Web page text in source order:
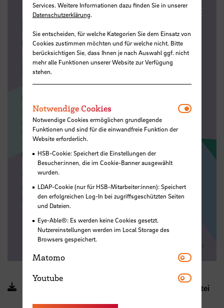
Interspace - die nachhaltige Stadt (PDF, 2 MB, Datei
ist nicht barrierefrei)
Services. Weitere Informationen dazu finden Sie in unserer
Datenschutzerklärung.
Sie entscheiden, für welche Kategorien Sie dem Einsatz von
Cookies zustimmen möchten und für welche nicht. Bitte
berücksichtigen Sie, dass Ihnen je nach Auswahl ggf. nicht
mehr alle Funktionen unserer Website zur Verfügung
stehen.
Notwendige Cookies
Notwendige Cookies ermöglichen grundlegende
Funktionen und sind für die einwandfreie Funktion der
Website erforderlich.
HSB-Cookie: Speichert die Einstellungen der
Besucher:innen, die im Cookie-Banner ausgewählt
wurden.
LDAP-Cookie (nur für HSB-Mitarbeiter:innen): Speichert
den erfolgreichen Log-In bei zugriffsgeschützten Seiten
und Dateien.
Eye-Able®: Es werden keine Cookies gesetzt.
Nutzereinstellungen werden im Local Storage des
Browsers gespeichert.
Matomo Matomo
Youtube Youtube